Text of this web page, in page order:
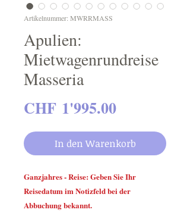
Artikelnummer: MWRRMASS
Apulien:
Mietwagenrundreise
Masseria
CHF 1'995.00Preis
In den Warenkorb
Ganzjahres - Reise: Geben Sie Ihr
Reisedatum im Notizfeld bei der
Abbuchung bekannt.